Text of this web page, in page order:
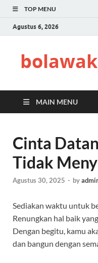
TOP MENU
Agustus 6, 2026
bolawak
MAIN MENU
Cinta
Tidak
Agustus 30, 2025 - by
Sediakan waktu untuk
Renungkan hal baik
Dengan begitu, kamu
dan bangun dengan